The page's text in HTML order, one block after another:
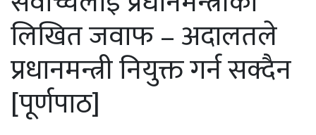
लिखित जवाफ – अदालतले
प्रधानमन्त्री नियुक्त गर्न सक्दैन
[पूर्णपाठ]